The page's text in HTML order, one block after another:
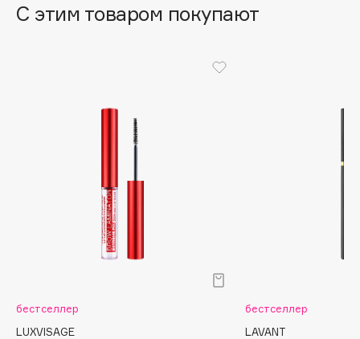
BY WISHTREND
Chupa Chups
Clarette
С этим товаром покупают
бестселлер
LUXVISAGE
бестселлер
LAVANT